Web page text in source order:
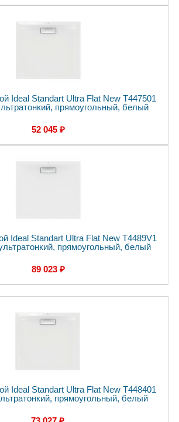
Ideal Standart Ultra Flat New T447501
прямоугольный, белый
52 045 ₽
Ideal Standart Ultra Flat New T4489V1
прямоугольный, белый
89 023 ₽
Ideal Standart Ultra Flat New T448401
прямоугольный, белый